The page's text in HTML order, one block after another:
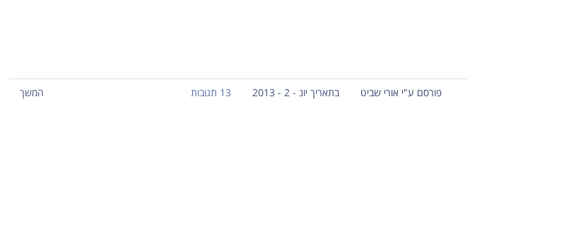
פורסם ע"י אורי שביט בתאריך יונ - 2 - 2013 13 תגובות המשך